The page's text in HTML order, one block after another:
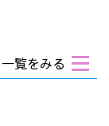
一覧をみる